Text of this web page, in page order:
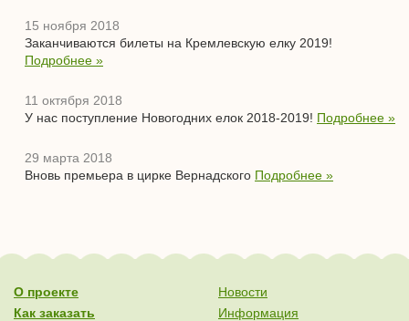
15 ноября 2018
Заканчиваются билеты на Кремлевскую елку 2019!
Подробнее »
11 октября 2018
У нас поступление Новогодних елок 2018-2019! Подробнее »
29 марта 2018
Вновь премьера в цирке Вернадского Подробнее »
О проекте
Как заказать
Новости
Информация